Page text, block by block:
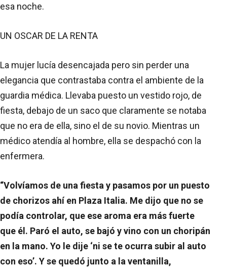
esa noche.
UN OSCAR DE LA RENTA
La mujer lucía desencajada pero sin perder una
elegancia que contrastaba contra el ambiente de la
guardia médica. Llevaba puesto un vestido rojo, de
fiesta, debajo de un saco que claramente se notaba
que no era de ella, sino el de su novio. Mientras un
médico atendía al hombre, ella se despachó con la
enfermera.
“Volvíamos de una fiesta y pasamos por un puesto
de chorizos ahí en Plaza Italia. Me dijo que no se
podía controlar, que ese aroma era más fuerte
que él. Paró el auto, se bajó y vino con un choripán
en la mano. Yo le dije ‘ni se te ocurra subir al auto
con eso’. Y se quedó junto a la ventanilla,